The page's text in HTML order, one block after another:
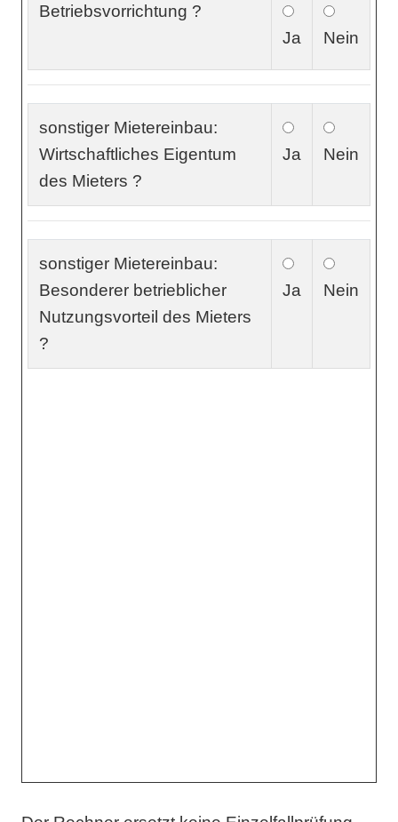
Betriebsvorrichtung ?
Ja
Nein
sonstiger Mietereinbau:
Wirtschaftliches Eigentum
des Mieters ?
Ja Nein
sonstiger Mietereinbau:
Besonderer betrieblicher
Nutzungsvorteil des Mieters
?
Ja Nein